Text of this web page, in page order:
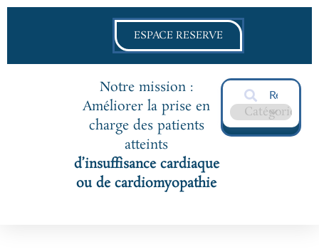
ESPACE RESERVE
Notre mission :
Améliorer la prise en
charge des patients
atteints
d’insuffisance cardiaque
ou de cardiomyopathie
ProjetTIC Cœur : votre